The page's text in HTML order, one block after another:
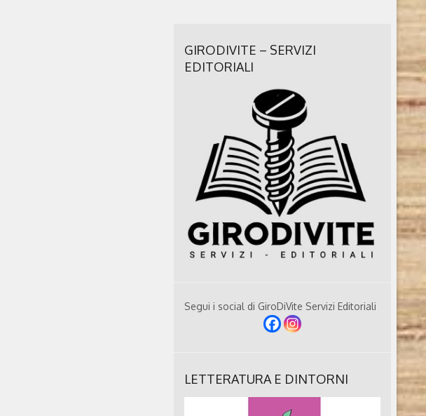
GIRODIVITE – SERVIZI
EDITORIALI
Segui i social di GiroDiVite Servizi Editoriali
LETTERATURA E DINTORNI